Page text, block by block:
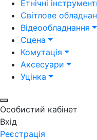
Етнічні
Світлове
Відеообладнання
Сцена
Комутація
Аксесуари
Уцінка
Особистий кабінет
Вхід
Реєстрація